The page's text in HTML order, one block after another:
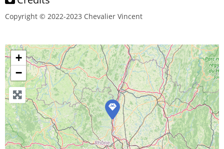
Copyright © 2022-2023 Chevalier Vincent
+
−